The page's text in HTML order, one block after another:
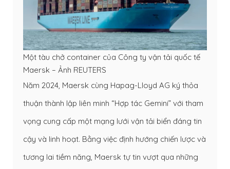
Một tàu chở container của Công ty vận tải quốc tế
Maersk – Ảnh REUTERS
Năm 2024, Maersk cùng Hapag-Lloyd AG ký thỏa
thuận thành lập liên minh “Hợp tác Gemini” với tham
vọng cung cấp một mạng lưới vận tải biển đáng tin
cậy và linh hoạt. Bằng việc định hướng chiến lược và
tương lai tiềm năng, Maersk tự tin vượt qua những